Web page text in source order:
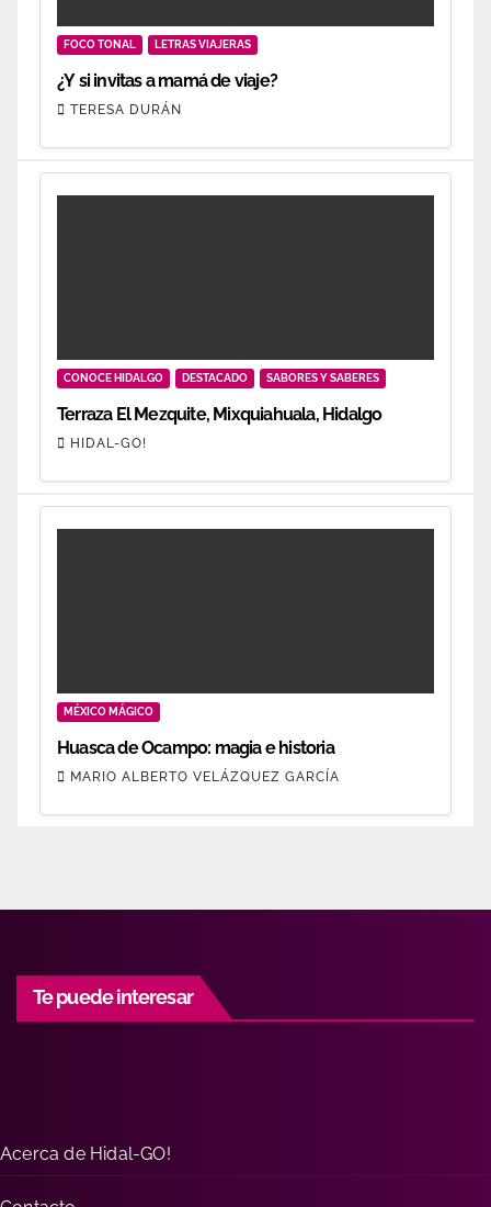
FOCO TONAL LETRAS VIAJERAS
¿Y si invitas a mamá de viaje?
TERESA DURÁN
CONOCE HIDALGO DESTACADO SABORES Y SABERES
Terraza El Mezquite, Mixquiahuala, Hidalgo
HIDAL-GO!
MÉXICO MÁGICO
Huasca de Ocampo: magia e historia
MARIO ALBERTO VELÁZQUEZ GARCÍA
Te puede interesar
Acerca de Hidal-GO!